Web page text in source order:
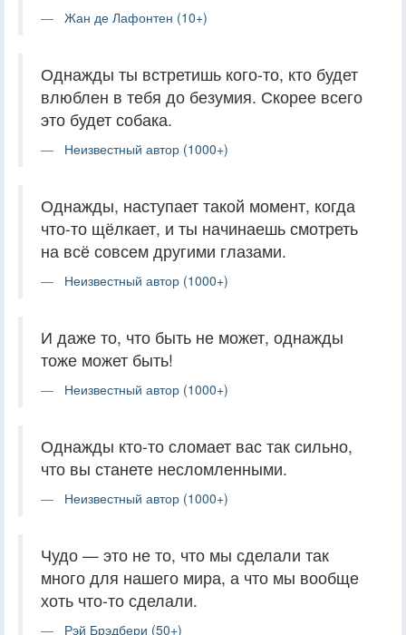
Жан де Лафонтен (10+)
Однажды ты встретишь кого-то, кто будет
влюблен в тебя до безумия. Скорее всего
это будет собака.
Неизвестный автор (1000+)
Однажды, наступает такой момент, когда
что-то щёлкает, и ты начинаешь смотреть
на всё совсем другими глазами.
Неизвестный автор (1000+)
И даже то, что быть не может, однажды
тоже может быть!
Неизвестный автор (1000+)
Однажды кто-то сломает вас так сильно,
что вы станете несломленными.
Неизвестный автор (1000+)
Чудо — это не то, что мы сделали так
много для нашего мира, а что мы вообще
хоть что-то сделали.
Рэй Брэдбери (50+)